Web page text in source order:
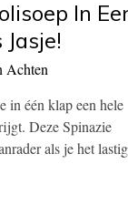
In
Achten
in één klap een hele
Deze Spinazie
als je het